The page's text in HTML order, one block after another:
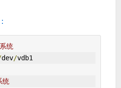
统
dev/vdb1
统